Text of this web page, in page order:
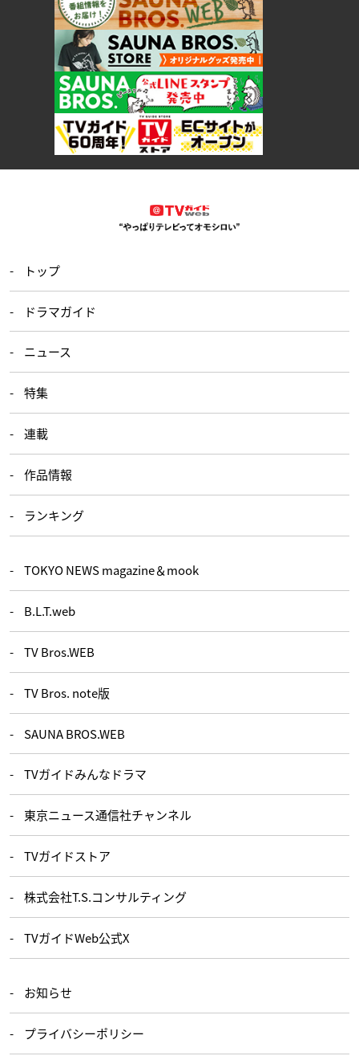
トップ
ドラマガイド
ニュース
特集
連載
作品情報
ランキング
TOKYO NEWS magazine＆mook
B.L.T.web
TV Bros.WEB
TV Bros. note版
SAUNA BROS.WEB
TVガイドみんなドラマ
東京ニュース通信社チャンネル
TVガイドストア
株式会社T.S.コンサルティング
TVガイドWeb公式X
お知らせ
プライバシーポリシー